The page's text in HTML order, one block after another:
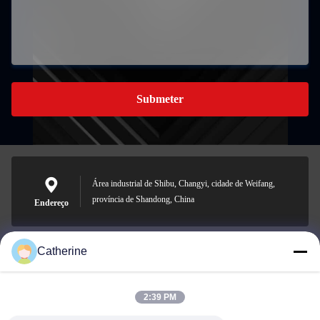
Submeter
Endereço
Área industrial de Shibu, Changyi, cidade de Weifang,
província de Shandong, China
padraic@huayumachine.cn
Catherine
2:39 PM